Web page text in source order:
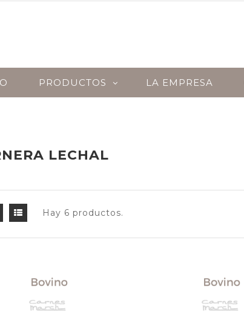
PRODUCTOS LA EMPRESA
LECHAL
Hay 6 productos.